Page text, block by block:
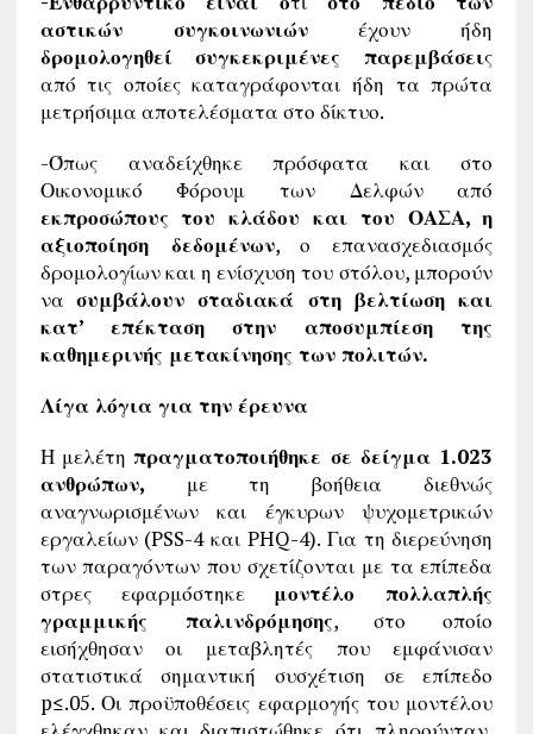
αστικών συγκοινωνιώνέχουν ήδη
δρομολογηθεί συγκεκριμένες παρεμβάσεις
από τις οποίες καταγράφονται ήδη τα πρώτα
μετρήσιμα αποτελέσματα στο δίκτυο.
-Όπως αναδείχθηκε πρόσφατα και στο
Οικονομικό Φόρουμ των Δελφών από
εκπροσώπους του κλάδου και του ΟΑΣΑ, η
αξιοποίηση δεδομένων, ο επανασχεδιασμός
δρομολογίων και η ενίσχυση του στόλου, μπορούν
να συμβάλουν σταδιακά στη βελτίωση και
κατ’ επέκταση στην αποσυμπίεση της
καθημερινής μετακίνησης των πολιτών.
Λίγα λόγια για την έρευνα
Η μελέτηπραγματοποιήθηκε σε δείγμα 1.023
ανθρώπων, με τη βοήθεια διεθνώς
αναγνωρισμένων και έγκυρων ψυχομετρικών
εργαλείων (PSS-4 και PHQ-4). Για τη διερεύνηση
των παραγόντων που σχετίζονται με τα επίπεδα
στρες εφαρμόστηκε μοντέλο πολλαπλής
γραμμικής παλινδρόμησης, στο οποίο
εισήχθησαν οι μεταβλητές που εμφάνισαν
στατιστικά σημαντική συσχέτιση σε επίπεδο
p≤.05. Οι προϋποθέσεις εφαρμογής του μοντέλου